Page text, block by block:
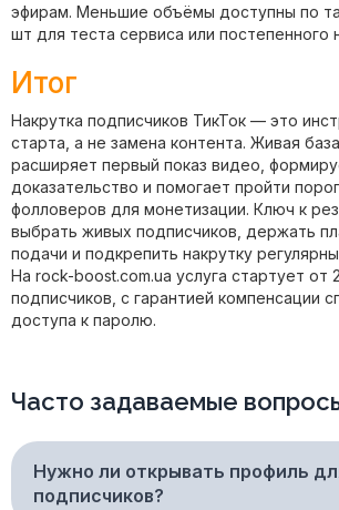
эфирам. Меньшие объёмы доступны по
шт для теста сервиса или постепенного
Итог
Накрутка подписчиков ТикТок — это
старта, а не замена контента. Живая
расширяет первый показ видео,
доказательство и помогает пройти
фолловеров для монетизации. Ключ к
выбрать живых подписчиков, держать
подачи и подкрепить накрутку
На rock-boost.com.ua услуга стартует от
подписчиков, с гарантией компенсации
доступа к паролю.
Часто задаваемые
Нужно ли открывать профиль
подписчиков?